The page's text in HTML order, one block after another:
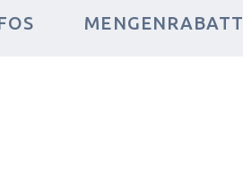
MENGENRABATT